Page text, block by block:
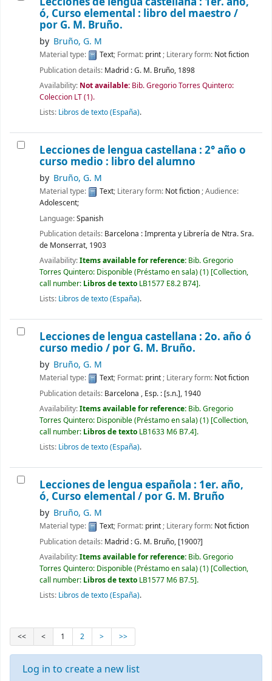
ó, Curso elemental : libro del maestro /
por G. M. Bruño.
by Bruño, G. M
Material type: Text; Format: print; Literary form: Not fiction
Publication details: Madrid :G. M. Bruño, 1898
Availability: Not available: Bib. Gregorio Torres Quintero:
Coleccion LT(1).
Lists: Libros de texto (España).
Lecciones de lengua castellana : 2° año o
curso medio : libro del alumno
by Bruño, G. M
Material type: Text; Literary form: Not fiction; Audience:
Adolescent;
Language:Spanish
Publication details: Barcelona :Imprenta y Librería de Ntra. Sra.
de Monserrat, 1903
Availability:Items available for reference: Bib. Gregorio
Torres Quintero: Disponible (Préstamo en sala)(1) Collection,
call number: Libros de texto LB1577 E8.2 B74 .
Lists: Libros de texto (España).
Lecciones de lengua castellana : 2o. año ó
curso medio / por G. M. Bruño.
by Bruño, G. M
Material type: Text; Format: print; Literary form: Not fiction
Publication details: Barcelona , Esp. : [s.n.], 1940
Availability:Items available for reference: Bib. Gregorio
Torres Quintero: Disponible (Préstamo en sala)(1) Collection,
call number: Libros de texto LB1633 M6 B7.4 .
Lists: Libros de texto (España).
Lecciones de lengua española : 1er. año,
ó, Curso elemental / por G. M. Bruño
by Bruño, G. M
Material type: Text; Format: print; Literary form: Not fiction
Publication details: Madrid :G. M. Bruño, [1900?]
Availability:Items available for reference: Bib. Gregorio
Torres Quintero: Disponible (Préstamo en sala)(1) Collection,
call number: Libros de texto LB1577 M6 B7.5 .
Lists: Libros de texto (España).
<< < 1 2 > >>
Log in to create a new list